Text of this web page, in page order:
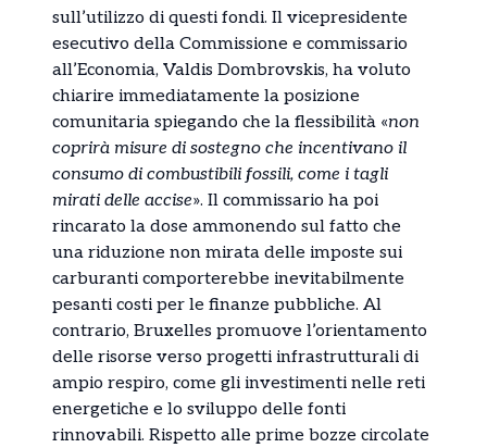
sull’utilizzo di questi fondi. Il vicepresidente
esecutivo della Commissione e commissario
all’Economia, Valdis Dombrovskis, ha voluto
chiarire immediatamente la posizione
comunitaria spiegando che la flessibilità «non
coprirà misure di sostegno che incentivano il
consumo di combustibili fossili, come i tagli
mirati delle accise». Il commissario ha poi
rincarato la dose ammonendo sul fatto che
una riduzione non mirata delle imposte sui
carburanti comporterebbe inevitabilmente
pesanti costi per le finanze pubbliche. Al
contrario, Bruxelles promuove l’orientamento
delle risorse verso progetti infrastrutturali di
ampio respiro, come gli investimenti nelle reti
energetiche e lo sviluppo delle fonti
rinnovabili. Rispetto alle prime bozze circolate